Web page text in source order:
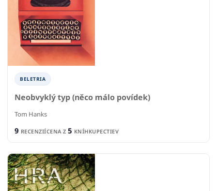
BELETRIA
Neobvyklý typ (něco málo povídek)
Tom Hanks
9 RECENZIÍCENA Z 5 KNÍHKUPECTIEV